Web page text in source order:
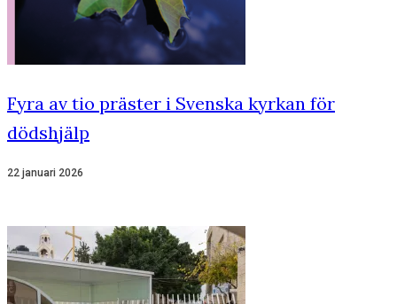
Fyra av tio präster i Svenska kyrkan för
dödshjälp
22 januari 2026